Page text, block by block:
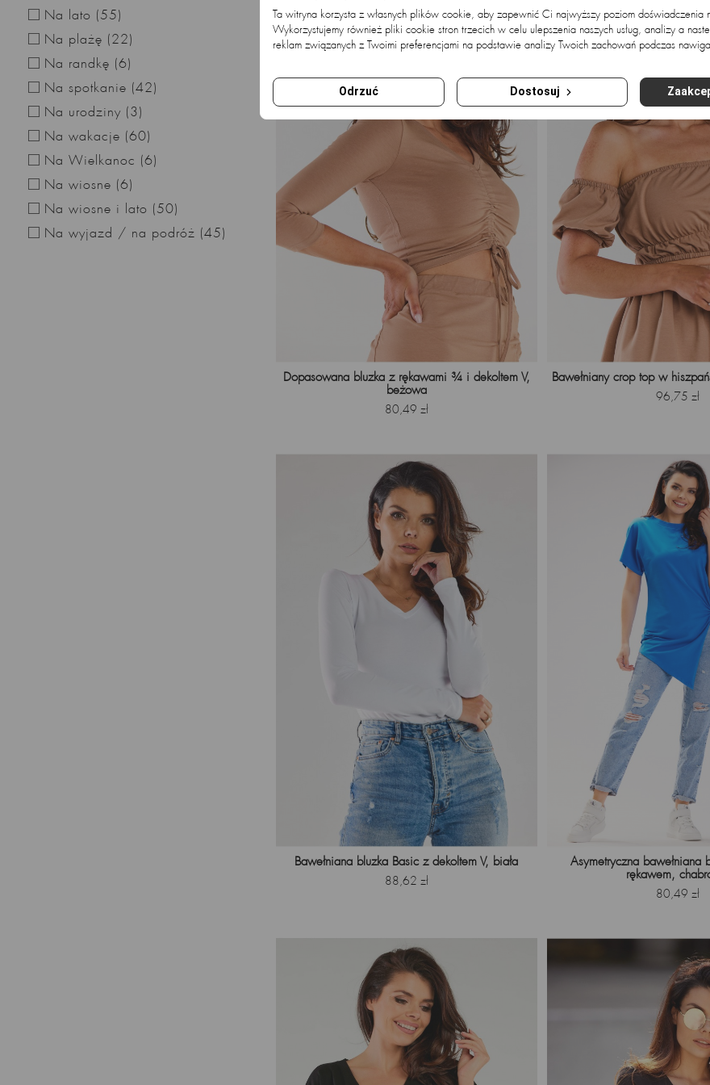
Na lato (55)
Na plażę (22)
Na randkę (6)
Na spotkanie (42)
Na urodziny (3)
Na wakacje (60)
Na Wielkanoc (6)
Na wiosne (6)
Na wiosne i lato (50)
Na wyjazd / na podróż (45)
Dopasowana bluzka z rękawami ¾ i dekoltem V,
beżowa
Cena
80,49 zł
Bawełniany crop top w
Cena
96,75 zł
Bawełniana bluzka Basic z dekoltem V, biała
Cena
88,62 zł
Asymetryczna bawełniana
rękawem,
Cena
80,49 zł
Ta witryna korzysta z własnych plików cookie, aby zapewnić Ci najwyższy poziom doświadczenia
Wykorzystujemy również pliki cookie stron trzecich w celu ulepszenia naszych usług, analizy a
reklam związanych z Twoimi preferencjami na podstawie analizy Twoich zachowań podczas
Odrzuć Dostosuj